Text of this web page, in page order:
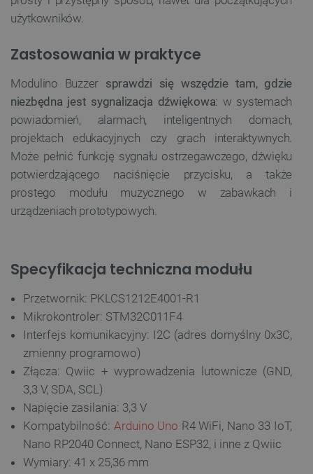
użytkowników.
Zastosowania w praktyce
Modulino Buzzer sprawdzi się wszędzie tam, gdzie
niezbędna jest sygnalizacja dźwiękowa: w systemach
powiadomień, alarmach, inteligentnych domach,
projektach edukacyjnych czy grach interaktywnych.
Może pełnić funkcję sygnału ostrzegawczego, dźwięku
potwierdzającego naciśnięcie przycisku, a także
prostego modułu muzycznego w zabawkach i
urządzeniach prototypowych.
Specyfikacja techniczna modułu
Przetwornik: PKLCS1212E4001-R1
Mikrokontroler: STM32C011F4
Interfejs komunikacyjny: I2C (adres domyślny 0x3C,
zmienny programowo)
Złącza: Qwiic + wyprowadzenia lutownicze (GND,
3,3 V, SDA, SCL)
Napięcie zasilania: 3,3 V
Kompatybilność: Arduino Uno R4 WiFi, Nano 33 IoT,
Nano RP2040 Connect, Nano ESP32, i inne z Qwiic
Wymiary: 41 x 25,36 mm
VISITOR_PRIVACY_METADATA
YouTube
.youtube.com
__cf_bm
.inpost.pl